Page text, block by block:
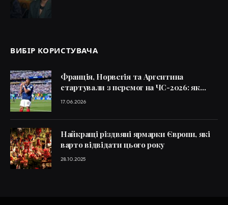
ВИБІР КОРИСТУВАЧА
Франція, Норвегія та Аргентина
стартували з перемог на ЧС-2026: як
зіграли Мбаппе, Голанд і Мессі
17.06.2026
Найкращі різдвяні ярмарки Європи, які
варто відвідати цього року
28.10.2025